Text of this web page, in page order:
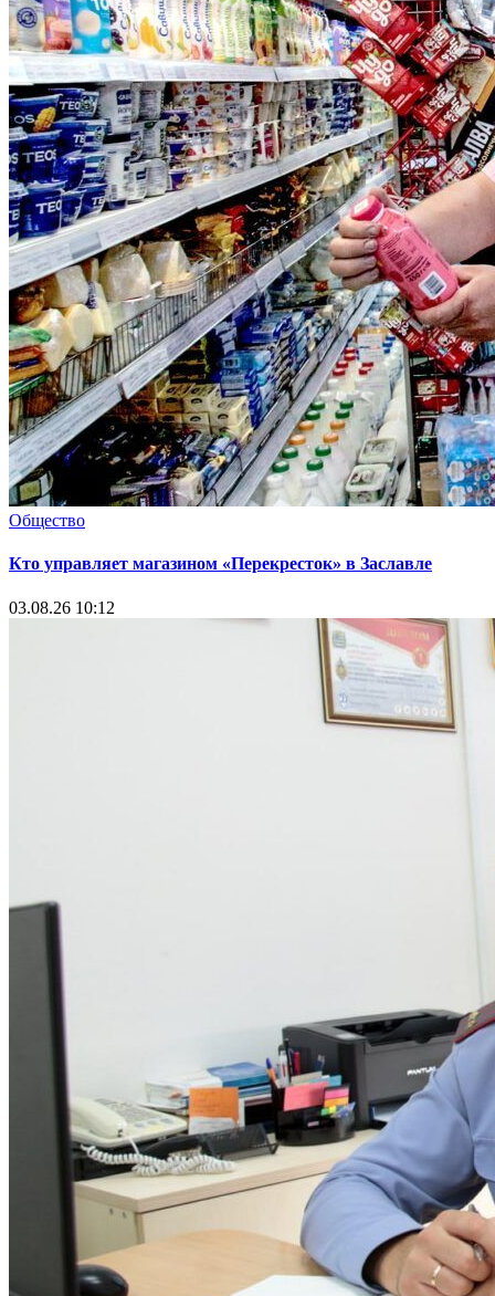
Общество
Кто управляет магазином «Перекресток» в Заславле
03.08.26 10:12